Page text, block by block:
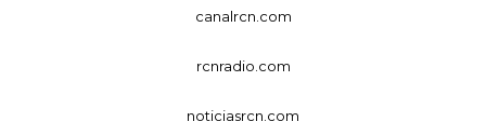
canalrcn.com
rcnradio.com
noticiasrcn.com